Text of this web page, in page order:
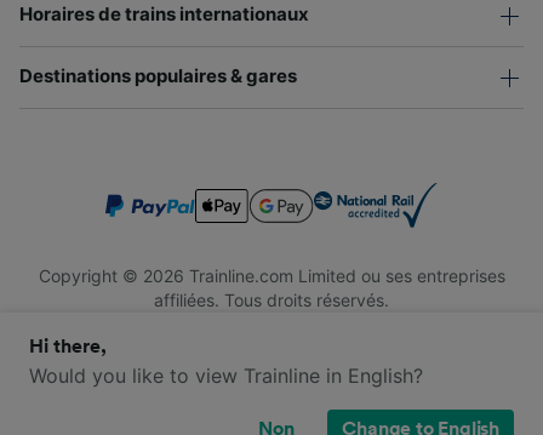
Horaires de trains internationaux
Destinations populaires & gares
Copyright © 2026 Trainline.com Limited ou ses entreprises
affiliées. Tous droits réservés.
de Galles. Numéro d'immatriculation : 3846791. Siège social : 1
Stonecutter St, London EC4A 4AH, Royaume-Uni. Numéro de
Hi there,
Would you like to view Trainline in English?
Non Change to English